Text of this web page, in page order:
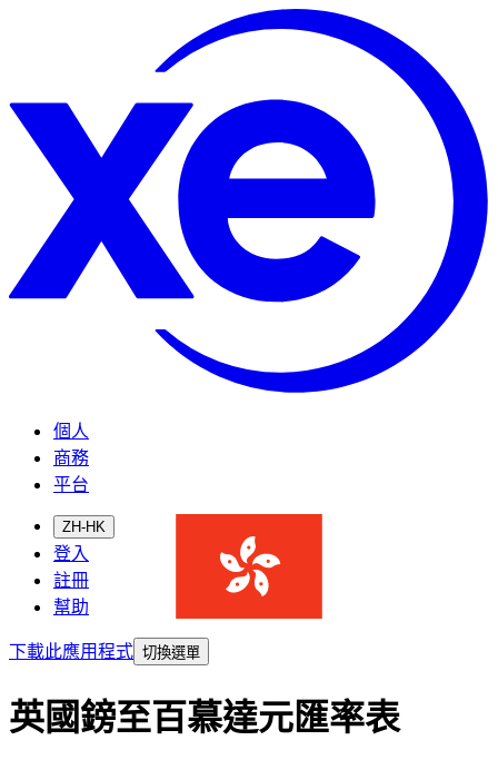
個人
商務
平台
ZH-HK
登入
註冊
幫助
下載此應用程式 切換選單
英國鎊至百慕達元匯率表